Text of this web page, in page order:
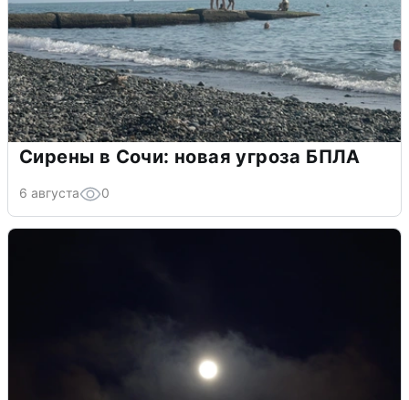
Сирены в Сочи: новая угроза БПЛА
6 августа 0